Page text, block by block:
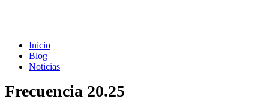
Inicio
Blog
Noticias
Frecuencia 20.25